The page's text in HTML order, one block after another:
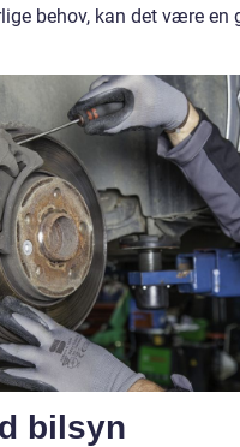
behov, kan det være en
bilsyn